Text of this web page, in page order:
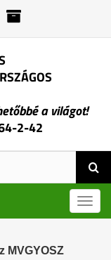
a világot!
2-42
MVGYOSZ